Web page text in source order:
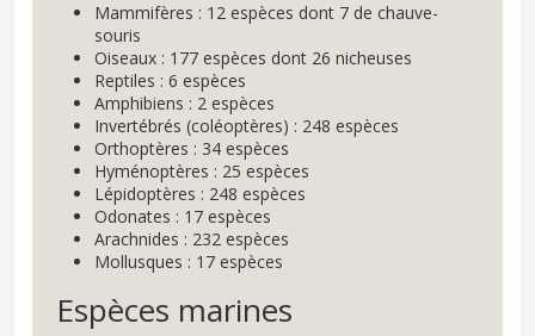
Mammifères : 12 espèces dont 7 de chauve-
souris
Oiseaux : 177 espèces dont 26 nicheuses
Reptiles : 6 espèces
Amphibiens : 2 espèces
Invertébrés (coléoptères) : 248 espèces
Orthoptères : 34 espèces
Hyménoptères : 25 espèces
Lépidoptères : 248 espèces
Odonates : 17 espèces
Arachnides : 232 espèces
Mollusques : 17 espèces
Espèces marines